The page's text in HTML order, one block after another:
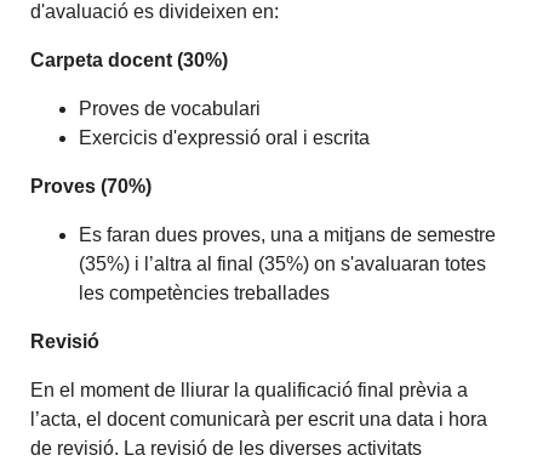
d'avaluació es divideixen en:
Carpeta docent (30%)
Proves de vocabulari
Exercicis d'expressió oral i escrita
Proves (70%)
Es faran dues proves, una a mitjans de semestre
(35%) i l’altra al final (35%) on s'avaluaran totes
les competències treballades
Revisió
En el moment de lliurar la qualificació final prèvia a
l’acta, el docent comunicarà per escrit una data i hora
de revisió. La revisió de les diverses activitats